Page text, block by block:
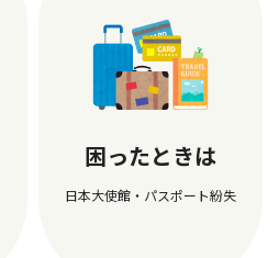
困ったときは
日本大使館・パスポート紛失